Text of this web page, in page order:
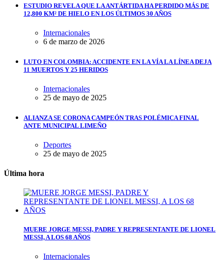
ESTUDIO REVELA QUE LA ANTÁRTIDA HA PERDIDO MÁS DE
12,800 KM² DE HIELO EN LOS ÚLTIMOS 30 AÑOS
Internacionales
6 de marzo de 2026
LUTO EN COLOMBIA: ACCIDENTE EN LA VÍA LA LÍNEA DEJA
11 MUERTOS Y 25 HERIDOS
Internacionales
25 de mayo de 2025
ALIANZA SE CORONA CAMPEÓN TRAS POLÉMICA FINAL
ANTE MUNICIPAL LIMEÑO
Deportes
25 de mayo de 2025
Última hora
MUERE JORGE MESSI, PADRE Y REPRESENTANTE DE LIONEL
MESSI, A LOS 68 AÑOS
Internacionales